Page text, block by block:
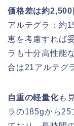
価格差は約2,500
アルテグラ：約
恵を考慮すれば
ラも十分高性能
合は21アルテグ
自重の軽量化も
ラの185gから25